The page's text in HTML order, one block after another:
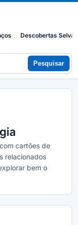
Descobertas
Pesquisar
cartões de
relacionados
bem o